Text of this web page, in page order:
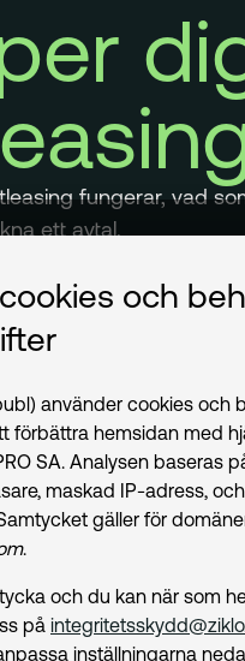
fungerar, vad
ett avtal.
och
använder cookies och
förbättra hemsidan med
SA. Analysen baseras
maskad IP-adress,
gäller för
.
och du kan när som
på
inställningarna